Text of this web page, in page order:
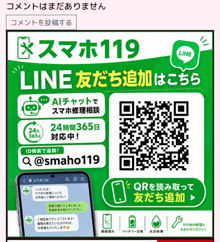
コメントはまだありません
コメントを投稿する